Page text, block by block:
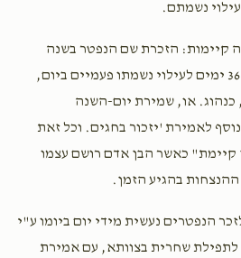
נשמתם.
קיימות: הזכרת שם הנפטר בשנה
הראשונה לפטירה, במשך 365 ימים לעילוי נשמתו פעמיים ביום,
כנהוג. או, שמירת יום-השנה
לאמירת 'יזכור בחגים. וכל זאת
קיימת" כאשר הבן אדם רושם עצמו
ההנצחות בהגיע הזמן.
הנפטרים נעשית מידי יום ביומו ע"י
לתפילת שחרית בצוותא, עם אמירת